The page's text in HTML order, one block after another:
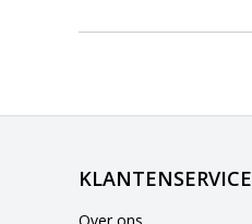
KLANTENSERVICE
Over ons